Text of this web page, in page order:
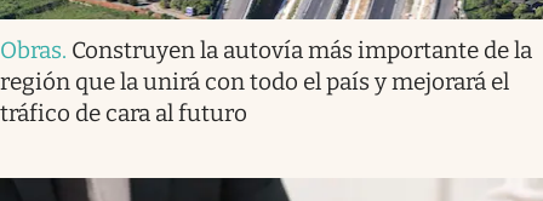
Obras. Construyen la autovía más importante de la
región que la unirá con todo el país y mejorará el
tráfico de cara al futuro